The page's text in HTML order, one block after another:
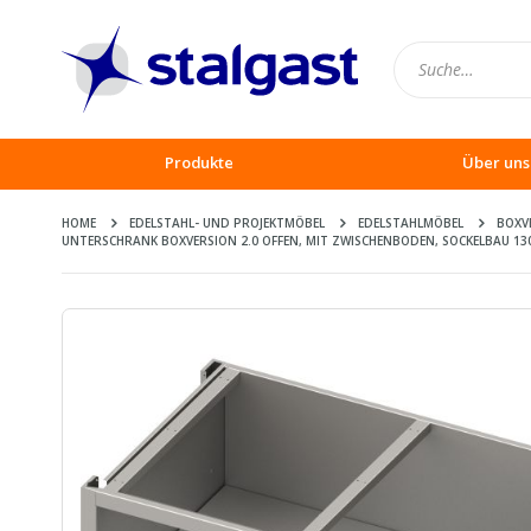
Produkte Über uns
HOME EDELSTAHL- UND PROJEKTMÖBEL EDELSTAHLMÖBEL
UNTERSCHRANK BOXVERSION 2.0 OFFEN, MIT ZWISCHENBODEN, SOCKELBAU
Zum